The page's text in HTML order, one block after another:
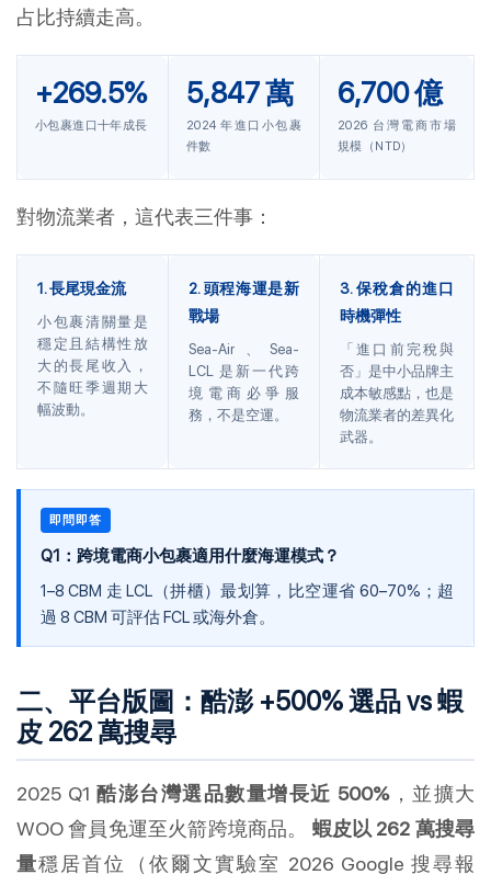
占比持續走高。
+269.5%
小包裹進口十年成長
5,847 萬
2024 年進口小包裹
件數
6,700 億
2026 台灣電商市場
規模（NTD）
對物流業者，這代表三件事：
1. 長尾現金流
小包裹清關量是
穩定且結構性放
大的長尾收入，
不隨旺季週期大
幅波動。
2. 頭程海運是新
戰場
Sea-Air、Sea-
LCL 是新一代跨
境電商必爭服
務，不是空運。
3. 保稅倉的進口
時機彈性
「進口前完稅與
否」是中小品牌主
成本敏感點，也是
物流業者的差異化
武器。
即問即答
Q1：跨境電商小包裹適用什麼海運模式？
1–8 CBM 走 LCL（拼櫃）最划算，比空運省 60–70%；超
過 8 CBM 可評估 FCL 或海外倉。
二、平台版圖：酷澎 +500% 選品 vs 蝦
皮 262 萬搜尋
2025 Q1 酷澎台灣選品數量增長近 500%，並擴大
WOO 會員免運至火箭跨境商品。 蝦皮以 262 萬搜尋
量穩居首位（依爾文實驗室 2026 Google 搜尋報